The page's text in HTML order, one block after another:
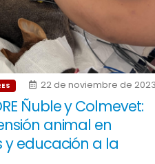
22 de noviembre de
Ñuble y Colmevet:
animal en
y educación a la